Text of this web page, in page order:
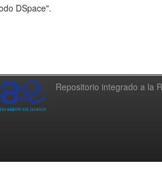
DSpace".
Repositorio integrado a la